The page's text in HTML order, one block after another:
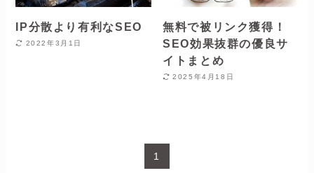
IP分散より有利なSEO
2022年3月1日
無料で被リンク獲得！
SEO効果抜群の優良サ
イトまとめ
2025年4月18日
1